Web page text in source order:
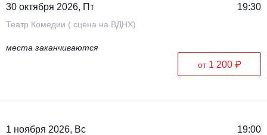
30 октября 2026, Пт 19:30
Театр Комедии ( сцена на ВДНХ)
места заканчиваются
от 1 200 ₽
1 ноября 2026, Вс 19:00